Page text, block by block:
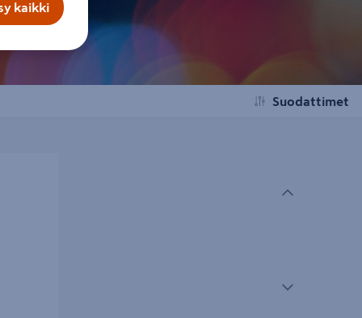
Suodattimet
kaikki